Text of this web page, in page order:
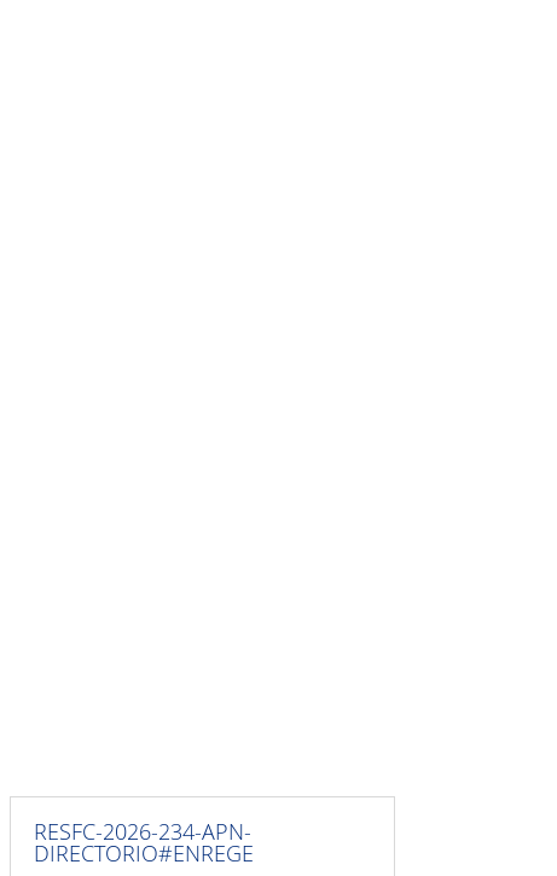
RESFC-2026-234-APN-
DIRECTORIO#ENREGE